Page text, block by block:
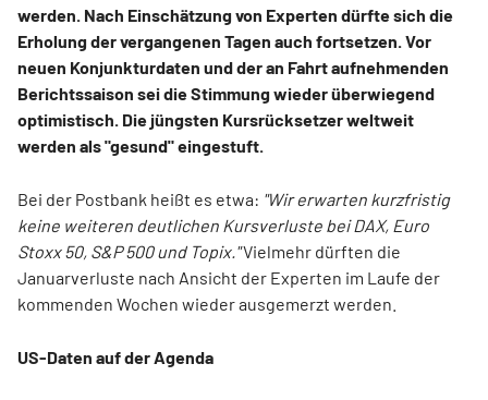
werden. Nach Einschätzung von Experten dürfte sich die
Erholung der vergangenen Tagen auch fortsetzen. Vor
neuen Konjunkturdaten und der an Fahrt aufnehmenden
Berichtssaison sei die Stimmung wieder überwiegend
optimistisch. Die jüngsten Kursrücksetzer weltweit
werden als "gesund" eingestuft.
Bei der Postbank heißt es etwa: "Wir erwarten kurzfristig
keine weiteren deutlichen Kursverluste bei DAX, Euro
Stoxx 50, S&P 500 und Topix."Vielmehr dürften die
Januarverluste nach Ansicht der Experten im Laufe der
kommenden Wochen wieder ausgemerzt werden.
US-Daten auf der Agenda